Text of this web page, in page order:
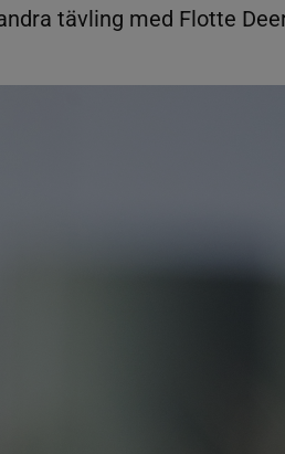
tävling med Flotte